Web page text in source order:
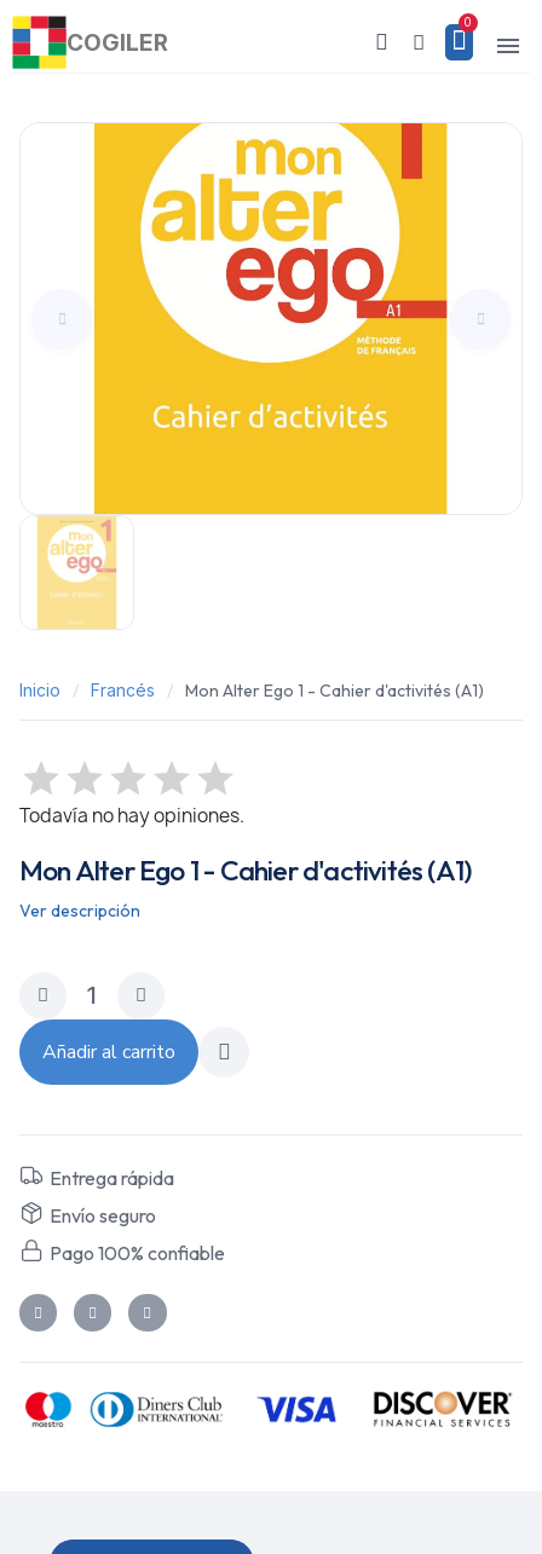
COGILER
Inicio Francés Mon Alter Ego 1 - Cahier d'activités (A1)
Todavía no hay opiniones.
Mon Alter Ego 1 - Cahier d'activités (A1)
Ver descripción
Añadir al carrito
Entrega rápida
Envío seguro
Pago 100% confiable